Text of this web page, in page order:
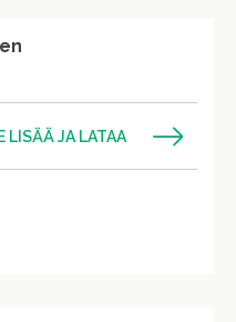
LISÄÄ JA LATAA